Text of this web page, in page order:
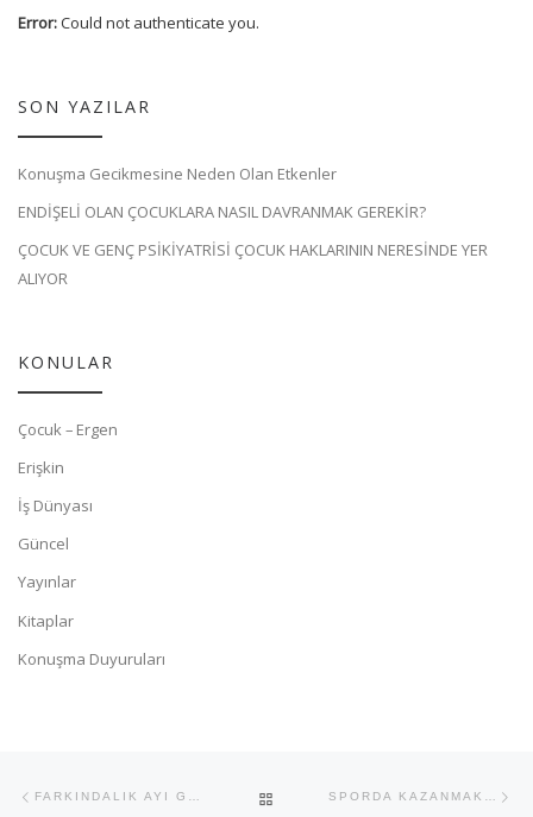
Error:Could not authenticate you.
SON YAZILAR
Konuşma Gecikmesine Neden Olan Etkenler
ENDİŞELİ OLAN ÇOCUKLARA NASIL DAVRANMAK GEREKİR?
ÇOCUK VE GENÇ PSİKİYATRİSİ ÇOCUK HAKLARININ NERESİNDE YER
ALIYOR
KONULAR
Çocuk – Ergen
Erişkin
İş Dünyası
Güncel
Yayınlar
Kitaplar
Konuşma Duyuruları
FARKINDALIK AYI GELDİ: OTİZM BACK TO POST LIST SPORDA KAZANMAK HER ŞEY Mİ?